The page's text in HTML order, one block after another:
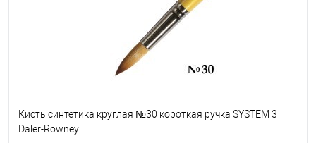
Кисть синтетика круглая №30 короткая ручка SYSTEM 3
Daler-Rowney